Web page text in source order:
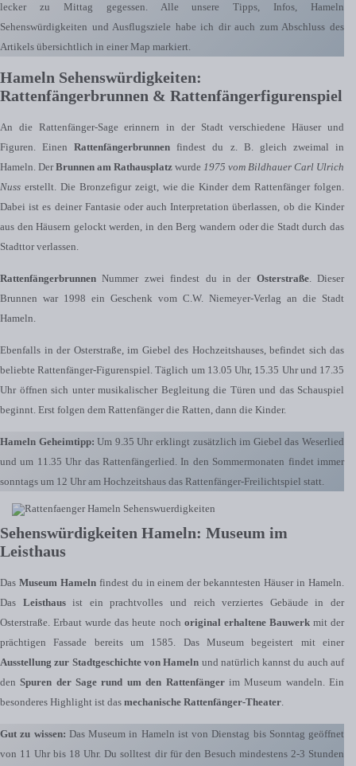
lecker zu Mittag gegessen. Alle unsere Tipps, Infos, Hameln
Sehenswürdigkeiten und Ausflugsziele habe ich dir auch zum Abschluss des
Artikels übersichtlich in einer Map markiert.
Hameln Sehenswürdigkeiten:
Rattenfängerbrunnen & Rattenfängerfigurenspiel
An die Rattenfänger-Sage erinnern in der Stadt verschiedene Häuser und
Figuren. EinenRattenfängerbrunnen findest du z. B. gleich zweimal in
Hameln. DerBrunnen am Rathausplatz wurde 1975 vom Bildhauer Carl Ulrich
Nuss erstellt. Die Bronzefigur zeigt, wie die Kinder dem Rattenfänger folgen.
Dabei ist es deiner Fantasie oder auch Interpretation überlassen, ob die Kinder
aus den Häusern gelockt werden, in den Berg wandern oder die Stadt durch das
Stadttor verlassen.
Rattenfängerbrunnen Nummer zwei findest du in der Osterstraße. Dieser
Brunnen war 1998 ein Geschenk vom C.W. Niemeyer-Verlag an die Stadt
Hameln.
Ebenfalls in der Osterstraße, im Giebel des Hochzeitshauses, befindet sich das
beliebte Rattenfänger-Figurenspiel. Täglich um 13.05 Uhr, 15.35 Uhr und 17.35
Uhr öffnen sich unter musikalischer Begleitung die Türen und das Schauspiel
beginnt. Erst folgen dem Rattenfänger die Ratten, dann die Kinder.
Hameln Geheimtipp:Um 9.35 Uhr erklingt zusätzlich im Giebel das Weserlied
und um 11.35 Uhr das Rattenfängerlied. In den Sommermonaten findet immer
sonntags um 12 Uhr am Hochzeitshaus das Rattenfänger-Freilichtspiel statt.
Sehenswürdigkeiten Hameln: Museum im
Leisthaus
Das Museum Hamelnfindest du in einem der bekanntesten Häuser in Hameln.
Das Leisthausist ein prachtvolles und reich verziertes Gebäude in der
Osterstraße. Erbaut wurde das heute noch original erhaltene Bauwerkmit der
prächtigen Fassade bereits um 1585. Das Museum begeistert mit einer
Ausstellung zur Stadtgeschichte von Hameln und natürlich kannst du auch auf
denSpuren der Sage rund um den Rattenfängerim Museum wandeln. Ein
besonderes Highlight ist das mechanische Rattenfänger-Theater
Gut zu wissen: Das Museum in Hameln ist von Dienstag bis Sonntag geöffnet
von 11 Uhr bis 18 Uhr. Du solltest dir für den Besuch mindestens 2-3 Stunden